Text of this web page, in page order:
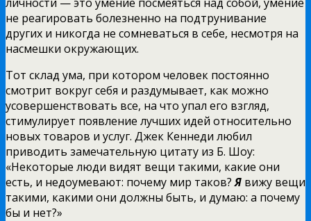
не реагировать болезненно на подтрунивание
других и никогда не сомневаться в себе, несмотря на
насмешки окружающих.
Тот склад ума, при котором человек постоянно
смотрит вокруг себя и раздумывает, как можно
усовершенствовать все, на что упал его взгляд,
стимулирует появление лучших идей относительно
новых товаров и услуг. Джек Кеннеди любил
приводить замечательную цитату из Б. Шоу:
«Некоторые люди видят вещи такими, какие они
есть, и недоумевают: почему мир таков?Я вижу вещи
такими, какими они должны быть, и думаю: а почему
бы и нет?»